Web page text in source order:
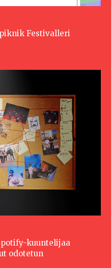
Festivalleri
kuuntelijaa
odotetun